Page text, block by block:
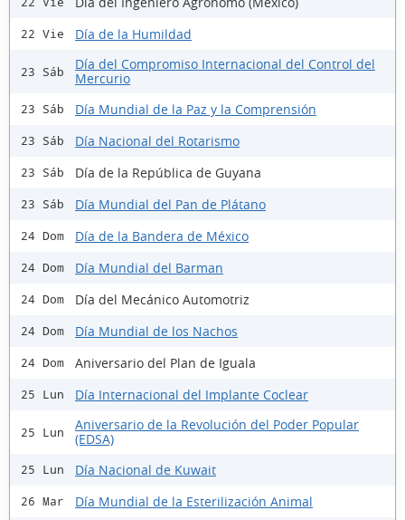
22 Vie Día de la Humildad
23 Sáb
Día del Compromiso Internacional del Control del
Mercurio
23 Sáb Día Mundial de la Paz y la Comprensión
23 Sáb Día Nacional del Rotarismo
23 Sáb Día de la República de Guyana
23 Sáb Día Mundial del Pan de Plátano
24 Dom Día de la Bandera de México
24 Dom Día Mundial del Barman
24 Dom Día del Mecánico Automotriz
24 Dom Día Mundial de los Nachos
24 Dom Aniversario del Plan de Iguala
25 Lun Día Internacional del Implante Coclear
25 Lun
Aniversario de la Revolución del Poder Popular
(EDSA)
25 Lun Día Nacional de Kuwait
26 Mar Día Mundial de la Esterilización Animal